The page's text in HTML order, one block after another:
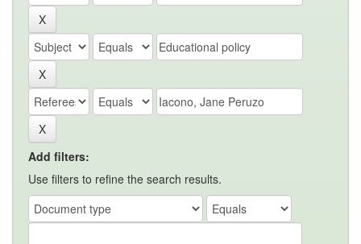
Add filters:
Use filters to refine the search results.